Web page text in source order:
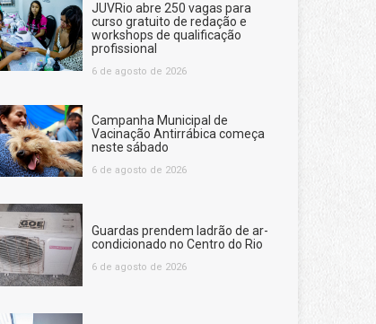
JUVRio abre 250 vagas para
curso gratuito de redação e
workshops de qualificação
profissional
6 de agosto de 2026
Campanha Municipal de
Vacinação Antirrábica começa
neste sábado
6 de agosto de 2026
Guardas prendem ladrão de ar-
condicionado no Centro do Rio
6 de agosto de 2026